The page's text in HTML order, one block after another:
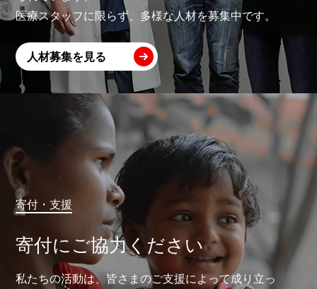
医療スタッフに限らず、多様な人材を募集中です。
人材募集を見る
寄付・支援
寄付にご協力ください
私たちの活動は、皆さまのご支援によって成り立っ